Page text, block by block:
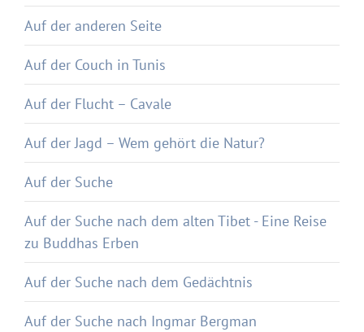
Auf der anderen Seite
Auf der Couch in Tunis
Auf der Flucht – Cavale
Auf der Jagd – Wem gehört die Natur?
Auf der Suche
Auf der Suche nach dem alten Tibet - Eine Reise
zu Buddhas Erben
Auf der Suche nach dem Gedächtnis
Auf der Suche nach Ingmar Bergman